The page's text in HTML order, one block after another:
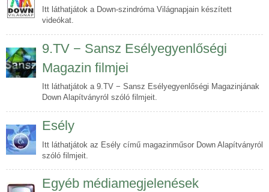
Itt láthatjátok a Down-szindróma Világnapjain készített
videókat.
9.TV − Sansz Esélyegyenlőségi
Magazin filmjei
Itt láthatjátok a 9.TV − Sansz Esélyegyenlőségi Magazinjának
Down Alapítványról szóló filmjeit.
Esély
Itt láthatjátok az Esély című magazinműsor Down Alapítványról
szóló filmjeit.
Egyéb médiamegjelenések